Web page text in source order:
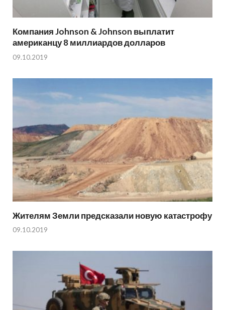
Компания Johnson & Johnson выплатит
американцу 8 миллиардов долларов
09.10.2019
Жителям Земли предсказали новую катастрофу
09.10.2019